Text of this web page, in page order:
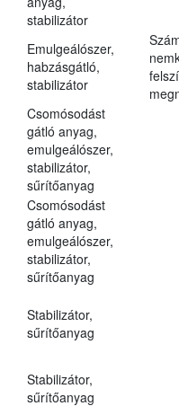
stabilizátor
Emulgeálószer,
habzásgátló,
stabilizátor
Csomósodást
gátló anyag,
emulgeálószer,
stabilizátor,
sűrítőanyag
Csomósodást
gátló anyag,
emulgeálószer,
stabilizátor,
sűrítőanyag
Stabilizátor,
sűrítőanyag
Stabilizátor,
sűrítőanyag